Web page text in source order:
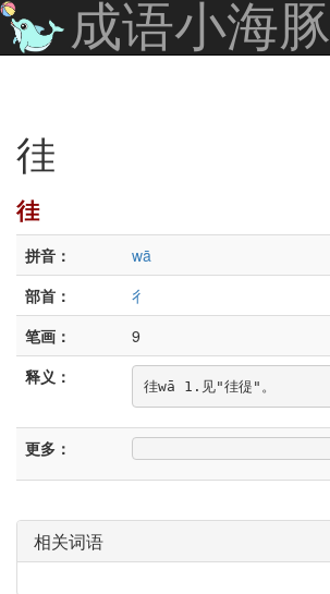
成语小海豚
徍
徍
拼音：
wā
部首：
彳
笔画：
9
释义：
徍wā 1.见"徍徥"。
更多：
相关词语